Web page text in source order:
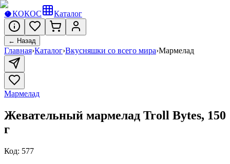
🥥КОКОС Каталог
← Назад
Главная›Каталог›Вкусняшки со всего мира›Мармелад
Мармелад
Жевательный мармелад Troll Bytes, 150
г
Код: 577